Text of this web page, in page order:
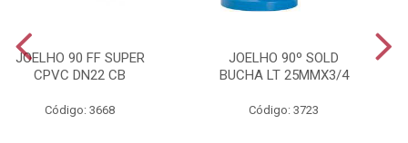
JOELHO 90 FF SUPER
CPVC DN22 CB
Código: 3668
JOELHO 90º SOLD
BUCHA LT 25MMX3/4
Código: 3723